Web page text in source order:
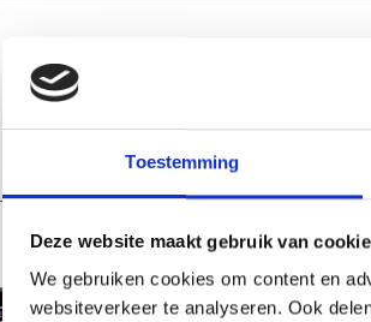
Toestemming
Deze website maakt gebruik van
We gebruiken cookies om content en
websiteverkeer te analyseren. Ook